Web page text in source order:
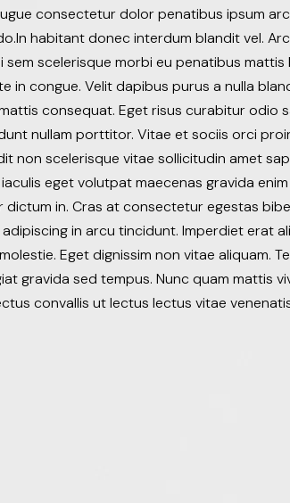
consectetur dolor penatibus ipsum
habitant donec interdum blandit vel.
scelerisque morbi eu penatibus
in congue. Velit dapibus purus a nulla
consequat. Eget risus curabitur odio
nullam porttitor. Vitae et sociis orci
non scelerisque vitae sollicitudin amet
eget volutpat maecenas gravida
in. Cras at consectetur egestas
in arcu tincidunt. Imperdiet erat
Eget dignissim non vitae aliquam.
gravida sed tempus. Nunc quam mattis
convallis ut lectus lectus vitae